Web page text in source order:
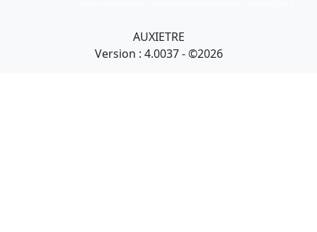
AUXIETRE
Version : 4.0037 - ©2026